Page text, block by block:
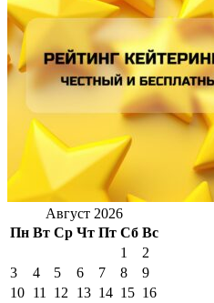
Август 2026
Пн Вт Ср Чт Пт Сб Вс
1
2
3
4 5 6 7 8
9
10 11 12 13 14 15 16